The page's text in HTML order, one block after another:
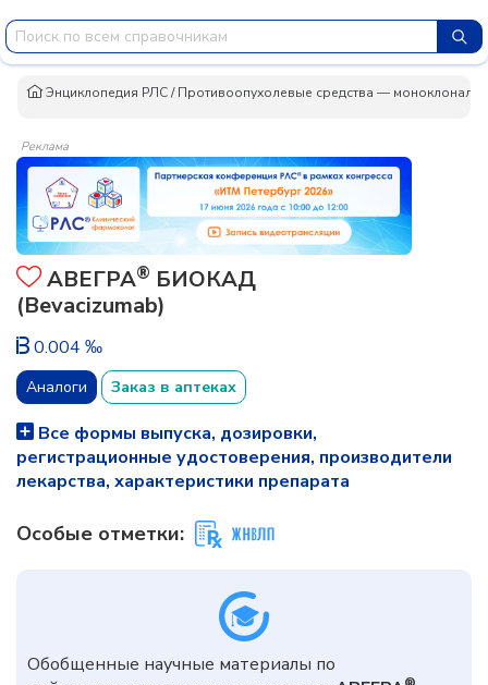
Энциклопедия РЛС/Противоопухолевые средства —
Реклама
АВЕГРА® БИОКАД
(Bevacizumab)
0.004 ‰
Аналоги Заказ в аптеках
Все формы выпуска, дозировки,
регистрационные удостоверения, производители
лекарства, характеристики препарата
Особые отметки:
Обобщенные научные материалы по